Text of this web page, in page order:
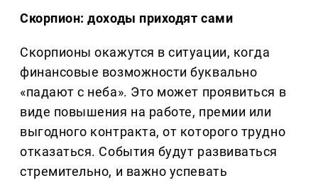
Скорпион: доходы приходят сами
Скорпионы окажутся в ситуации, когда
финансовые возможности буквально
«падают с неба». Это может проявиться в
виде повышения на работе, премии или
выгодного контракта, от которого трудно
отказаться. События будут развиваться
стремительно, и важно успевать